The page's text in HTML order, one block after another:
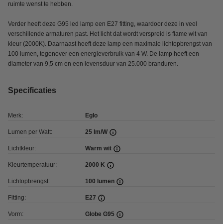
ruimte wenst te hebben.
Verder heeft deze G95 led lamp een E27 fitting, waardoor deze in veel
verschillende armaturen past. Het licht dat wordt verspreid is flame wit van
kleur (2000K). Daarnaast heeft deze lamp een maximale lichtopbrengst van
100 lumen, tegenover een energieverbruik van 4 W. De lamp heeft een
diameter van 9,5 cm en een levensduur van 25.000 branduren.
Specificaties
Merk: Eglo
Lumen per Watt: 25 lm/W
Lichtkleur: Warm wit
Kleurtemperatuur: 2000 K
Lichtopbrengst: 100 lumen
Fitting: E27
Vorm: Globe G95